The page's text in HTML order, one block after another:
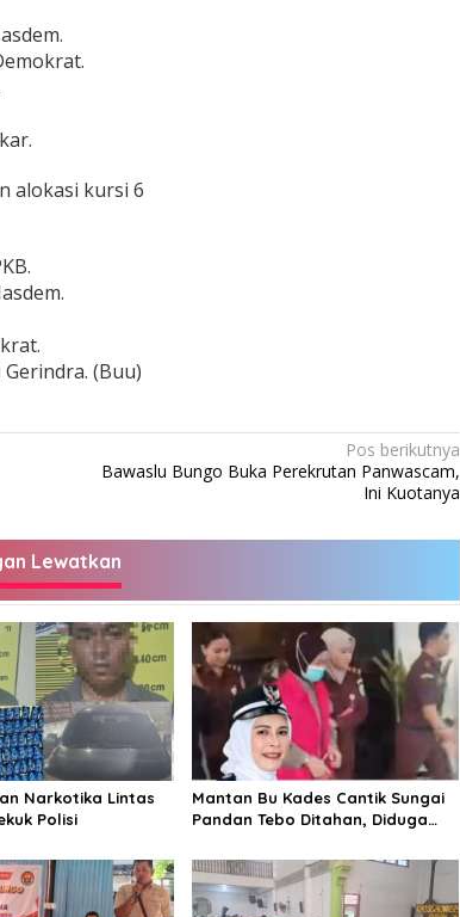
alokasi kursi 6
Gerindra. (Buu)
Pos berikutnya
Bawaslu Bungo Buka Perekrutan Panwascam,
Ini Kuotanya
Lewatkan
Narkotika Lintas
Polisi
Mantan Bu Kades Cantik Sungai
Pandan Tebo Ditahan, Diduga